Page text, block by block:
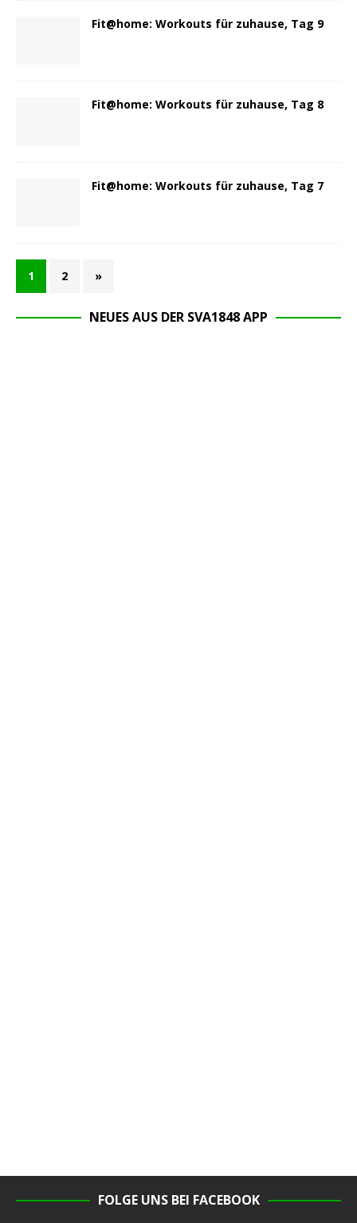
Fit@home: Workouts für zuhause, Tag 9
Fit@home: Workouts für zuhause, Tag 8
Fit@home: Workouts für zuhause, Tag 7
1 2 »
NEUES AUS DER SVA1848 APP
FOLGE UNS BEI FACEBOOK